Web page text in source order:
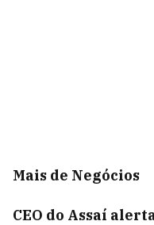
Mais de Negócios
CEO do Assaí